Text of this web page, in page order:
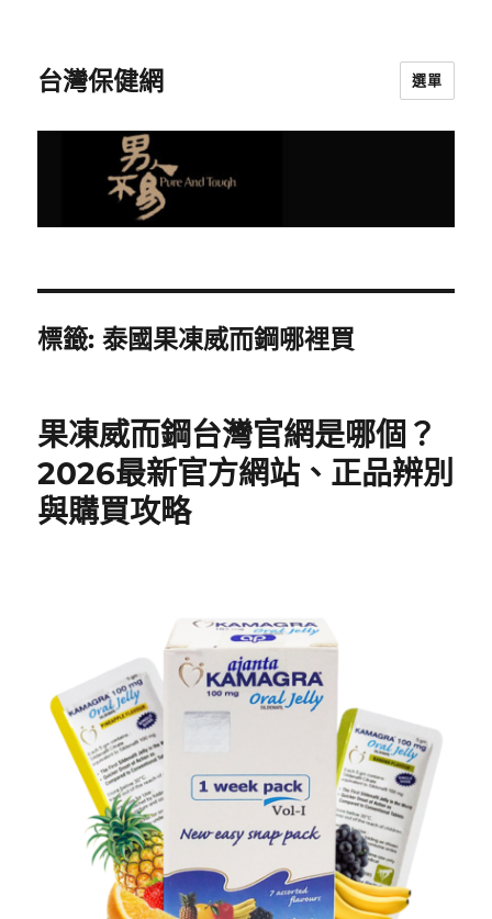
台灣保健網 選單
標籤:泰國果凍威而鋼哪裡買
果凍威而鋼台灣官網是哪個？
2026最新官方網站、正品辨別
與購買攻略